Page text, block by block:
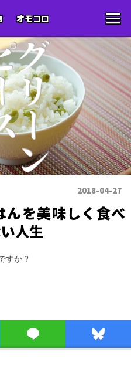
オモコロ
2018-04-27
んを美味しく食べ
人生
すか？